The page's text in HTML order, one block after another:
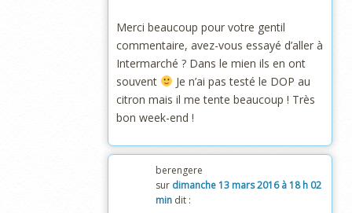
Merci beaucoup pour votre gentil
commentaire, avez-vous essayé d’aller à
Intermarché ? Dans le mien ils en ont
souvent
Je n’ai pas testé le DOP au
citron mais il me tente beaucoup ! Très
bon week-end !
berengere
sur dimanche 13 mars 2016 à 18 h 02
min dit :